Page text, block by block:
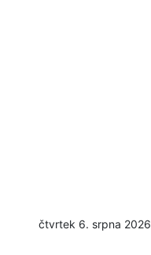
čtvrtek 6. srpna 2026